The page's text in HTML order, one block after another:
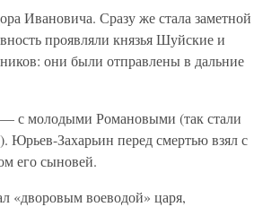
Ивановича. Сразу же стала заметной
проявляли князья Шуйские и
они были отправлены в дальние
с молодыми Романовыми (так стали
Захарьин перед смертью взял с
его сыновей.
«дворовым воеводой» царя,